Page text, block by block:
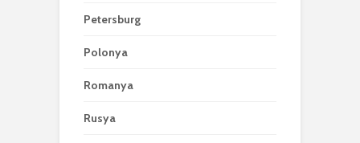
Petersburg
Polonya
Romanya
Rusya